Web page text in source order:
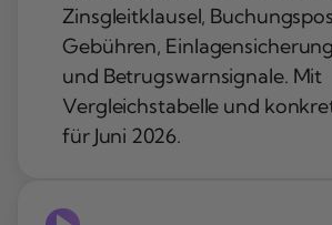
Zinsgleitklausel,
Gebühren,
und Betrugswarnsignale. Mit
Vergleichstabelle und
für Juni 2026.